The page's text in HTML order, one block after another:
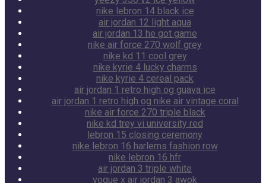
nike lebron 14 black ice
air jordan 12 light aqua
air jordan 13 he got game
nike air force 270 wolf grey
nike kd 11 cool grey
nike kyrie 4 lucky charms
nike kyrie 4 cereal pack
air jordan 1 retro high og guava ice
air jordan 1 retro high og nike air vintage coral
nike air force 270 triple black
nike kd trey vi university red
lebron 15 closing ceremony
nike lebron 16 harlems fashion row
nike lebron 16 hfr
air jordan 3 triple white
vogue x air jordan 3 awok